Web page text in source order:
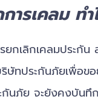
ารเคลม ทำ
เลิกเคลมประกัน
ทประกันภัยเพื่อขอ
นภัย จะยังคงบันทึก